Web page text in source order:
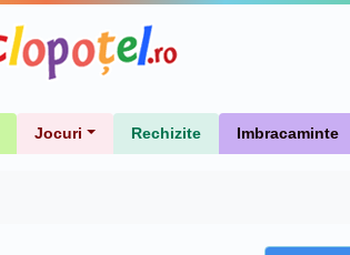
Jocuri Rechizite Imbracaminte